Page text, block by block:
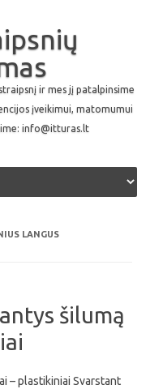
ir mes jį patalpinsime
įveikimui, matomumui
info@itturas.lt
to content
LANGUS
šilumą
– plastikiniai Svarstant